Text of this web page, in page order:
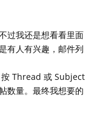
过我还是想看看里面
有人有兴趣，邮件列
按 Thread 或 Subject
数量。最终我想要的